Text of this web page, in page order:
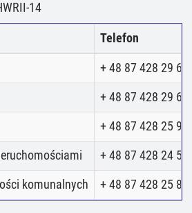
14
Telefon
+ 48 87 428 29 62
+ 48 87 428 29 62
+ 48 87 428 25 98
+ 48 87 428 24 52
komunalnych + 48 87 428 25 80